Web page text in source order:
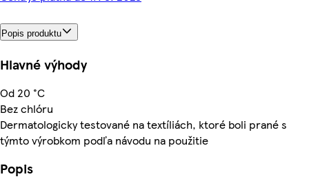
Popis produktu
Hlavné výhody
Od 20 °C
Bez chlóru
Dermatologicky testované na textíliách, ktoré boli prané s
týmto výrobkom podľa návodu na použitie
Popis